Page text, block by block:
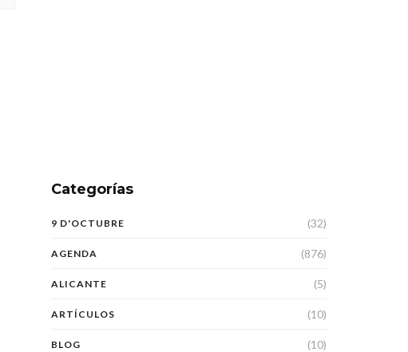
Categorías
9 D'OCTUBRE (32)
AGENDA (876)
ALICANTE (5)
ARTÍCULOS (10)
BLOG (10)